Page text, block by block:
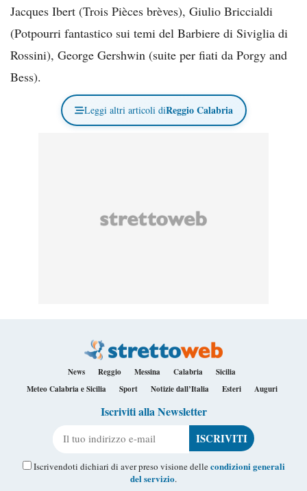
Jacques Ibert (Trois Pièces brèves), Giulio Briccialdi
(Potpourri fantastico sui temi del Barbiere di Siviglia di
Rossini), George Gershwin (suite per fiati da Porgy and
Bess).
Leggi altri articoli diReggio Calabria
News Reggio Messina Calabria
Sicilia
Meteo Calabria e Sicilia
Sport Notizie dall’Italia Esteri Auguri
Iscriviti alla Newsletter
Iscrivendoti dichiari di aver preso visione dellecondizioni generali
del servizio.